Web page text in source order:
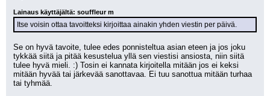
Lainaus käyttäjältä: souffleur m
Itse voisin ottaa tavoitteksi kirjoittaa ainakin yhden viestin per päivä.
Se on hyvä tavoite, tulee edes ponnisteltua asian eteen ja jos joku
tykkää siitä ja pitää kesustelua yllä sen viestisi ansiosta, niin siitä
tulee hyvä mieli. :) Tosin ei kannata kirjoitella mitään jos ei keksi
mitään hyvää tai järkevää sanottavaa. Ei tuu sanottua mitään turhaa
tai tyhmää.